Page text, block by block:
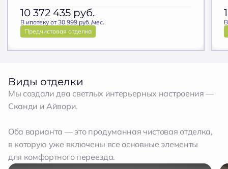
10 372 435 руб.
В ипотеку от 30 999 руб./мес.
Предчистовая отделка
Виды отделки
Мы создали два светлых интерьерных настроения —
Сканди и Айвори.
Оба варианта — это продуманная чистовая отделка,
в которую уже включены все основные элементы
для комфортного переезда.